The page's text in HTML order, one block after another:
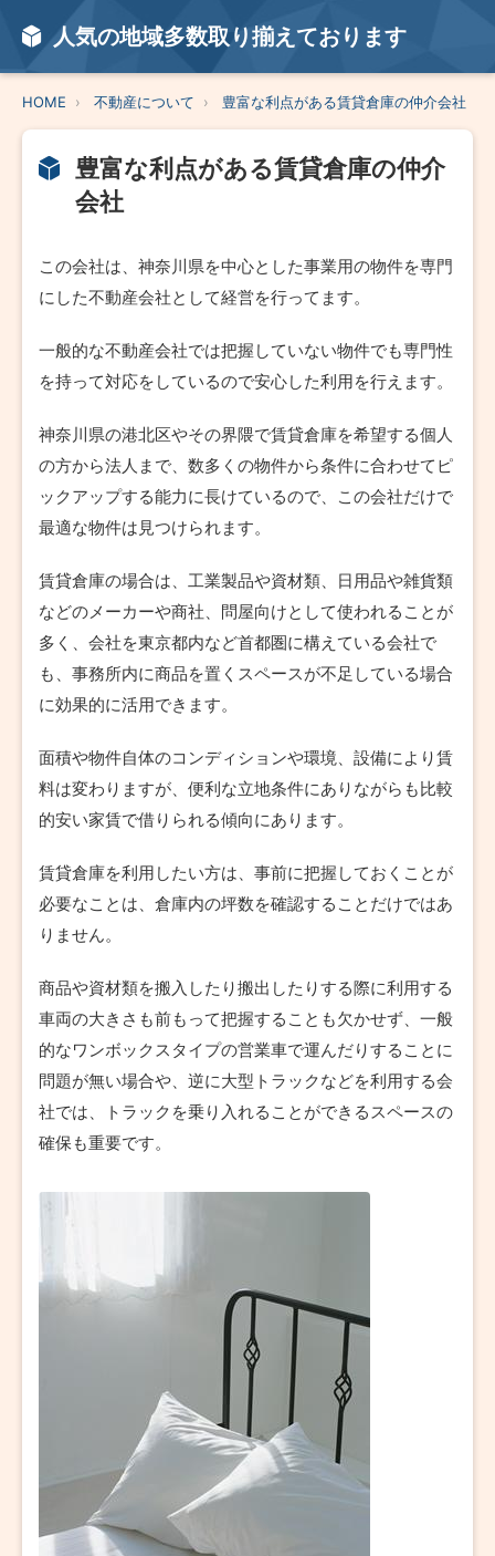
人気の地域多数取り揃えております
HOME 不動産について 豊富な利点がある賃貸倉庫の仲介会社
豊富な利点がある賃貸倉庫の仲介
会社
この会社は、神奈川県を中心とした事業用の物件を専門
にした不動産会社として経営を行ってます。
一般的な不動産会社では把握していない物件でも専門性
を持って対応をしているので安心した利用を行えます。
神奈川県の港北区やその界隈で賃貸倉庫を希望する個人
の方から法人まで、数多くの物件から条件に合わせてピ
ックアップする能力に長けているので、この会社だけで
最適な物件は見つけられます。
賃貸倉庫の場合は、工業製品や資材類、日用品や雑貨類
などのメーカーや商社、問屋向けとして使われることが
多く、会社を東京都内など首都圏に構えている会社で
も、事務所内に商品を置くスペースが不足している場合
に効果的に活用できます。
面積や物件自体のコンディションや環境、設備により賃
料は変わりますが、便利な立地条件にありながらも比較
的安い家賃で借りられる傾向にあります。
賃貸倉庫を利用したい方は、事前に把握しておくことが
必要なことは、倉庫内の坪数を確認することだけではあ
りません。
商品や資材類を搬入したり搬出したりする際に利用する
車両の大きさも前もって把握することも欠かせず、一般
的なワンボックスタイプの営業車で運んだりすることに
問題が無い場合や、逆に大型トラックなどを利用する会
社では、トラックを乗り入れることができるスペースの
確保も重要です。